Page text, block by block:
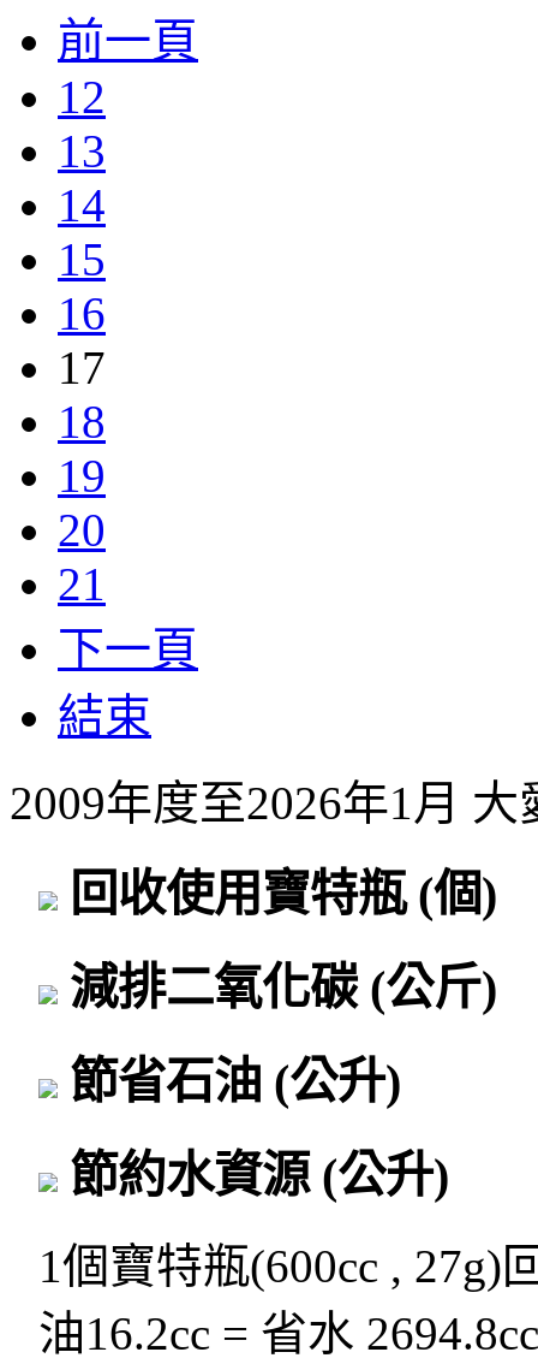
前一頁
12
13
14
15
16
17
18
19
20
21
下一頁
結束
2009年度至2026年1月
回收使用寶特瓶 (個)
減排二氧化碳 (公斤)
節省石油 (公升)
節約水資源 (公升)
1個寶特瓶(600cc , 27g)
油16.2cc = 省水